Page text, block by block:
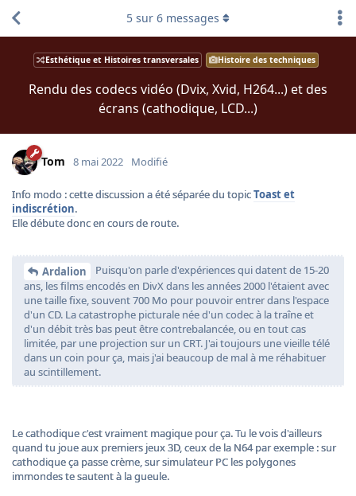
Esthétique et Histoires transversales Histoire des techniques
Rendu des codecs vidéo (Dvix, Xvid, H264...) et des
écrans (cathodique, LCD...)
5 sur 6 messages
Tom 8 mai 2022 Modifié
Info modo : cette discussion a été séparée du topicToast et
indiscrétion.
Elle débute donc en cours de route.
Ardalion
Puisqu'on parle d'expériences qui datent de 15-20
ans, les films encodés en DivX dans les années 2000 l'étaient avec
une taille fixe, souvent 700 Mo pour pouvoir entrer dans l'espace
d'un CD. La catastrophe picturale née d'un codec à la traîne et
d'un débit très bas peut être contrebalancée, ou en tout cas
limitée, par une projection sur un CRT. J'ai toujours une vieille télé
dans un coin pour ça, mais j'ai beaucoup de mal à me réhabituer
au scintillement.
Le cathodique c'est vraiment magique pour ça. Tu le vois d'ailleurs
quand tu joue aux premiers jeux 3D, ceux de la N64 par exemple : sur
cathodique ça passe crème, sur simulateur PC les polygones
immondes te sautent à la gueule.